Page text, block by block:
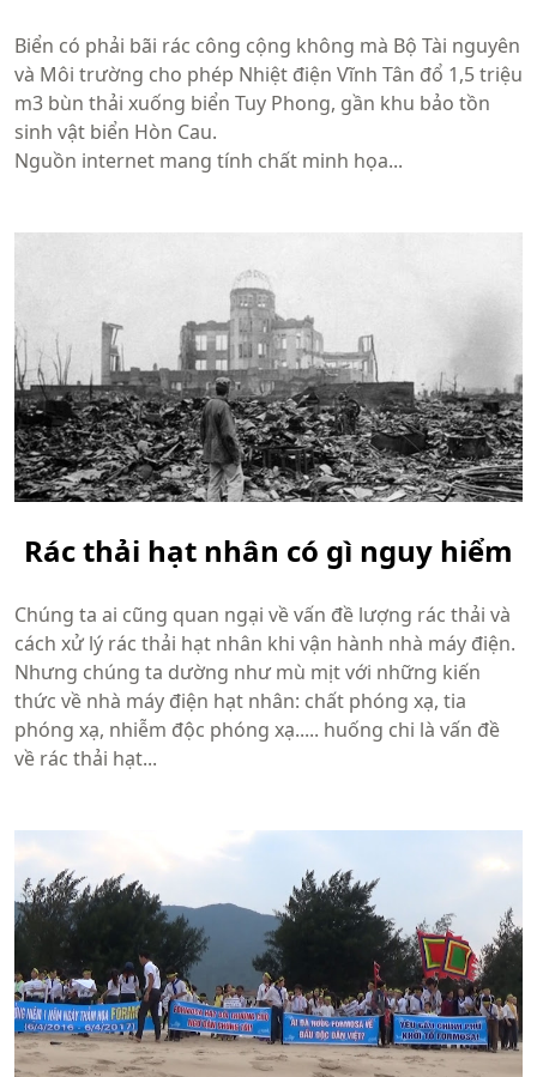
Biển có phải bãi rác công cộng không mà Bộ Tài nguyên
và Môi trường cho phép Nhiệt điện Vĩnh Tân đổ 1,5 triệu
m3 bùn thải xuống biển Tuy Phong, gần khu bảo tồn
sinh vật biển Hòn Cau.
Nguồn internet mang tính chất minh họa...
Rác thải hạt nhân có gì nguy hiểm
Chúng ta ai cũng quan ngại về vấn đề lượng rác thải và
cách xử lý rác thải hạt nhân khi vận hành nhà máy điện.
Nhưng chúng ta dường như mù mịt với những kiến
thức về nhà máy điện hạt nhân: chất phóng xạ, tia
phóng xạ, nhiễm độc phóng xạ..... huống chi là vấn đề
về rác thải hạt...